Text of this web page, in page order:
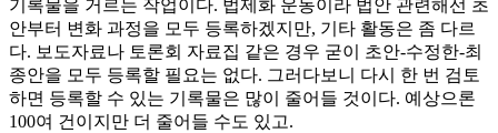
기록물을 거르는 작업이다. 법제화 운동이라 법안 관련해선 초
안부터 변화 과정을 모두 등록하겠지만, 기타 활동은 좀 다르
다. 보도자료나 토론회 자료집 같은 경우 굳이 초안-수정한-최
종안을 모두 등록할 필요는 없다. 그러다보니 다시 한 번 검토
하면 등록할 수 있는 기록물은 많이 줄어들 것이다. 예상으론
100여 건이지만 더 줄어들 수도 있고.